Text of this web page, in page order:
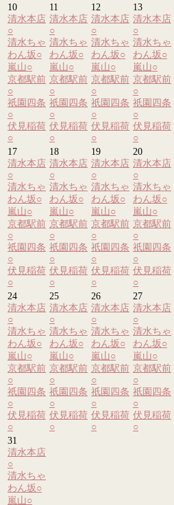
10
清水本店
○
清水ちゃ
わん坂○
嵐山○
京都駅前
○
祇園四条
○
伏見稲荷
○
11
清水本店
○
清水ちゃ
わん坂○
嵐山○
京都駅前
○
祇園四条
○
伏見稲荷
○
12
清水本店
○
清水ちゃ
わん坂○
嵐山○
京都駅前
○
祇園四条
○
伏見稲荷
○
13
清水本店
○
清水ちゃ
わん坂○
嵐山○
京都駅前
○
祇園四条
○
伏見稲荷
○
17
清水本店
○
清水ちゃ
わん坂○
嵐山○
京都駅前
○
祇園四条
○
伏見稲荷
○
18
清水本店
○
清水ちゃ
わん坂○
嵐山○
京都駅前
○
祇園四条
○
伏見稲荷
○
19
清水本店
○
清水ちゃ
わん坂○
嵐山○
京都駅前
○
祇園四条
○
伏見稲荷
○
20
清水本店
○
清水ちゃ
わん坂○
嵐山○
京都駅前
○
祇園四条
○
伏見稲荷
○
24
清水本店
○
清水ちゃ
わん坂○
嵐山○
京都駅前
○
祇園四条
○
伏見稲荷
○
25
清水本店
○
清水ちゃ
わん坂○
嵐山○
京都駅前
○
祇園四条
○
伏見稲荷
○
26
清水本店
○
清水ちゃ
わん坂○
嵐山○
京都駅前
○
祇園四条
○
伏見稲荷
○
27
清水本店
○
清水ちゃ
わん坂○
嵐山○
京都駅前
○
祇園四条
○
伏見稲荷
○
31
清水本店
○
清水ちゃ
わん坂○
嵐山○